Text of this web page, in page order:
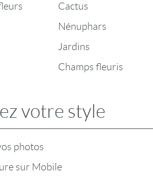
Cactus
Nénuphars
Jardins
Champs fleuris
votre style
photos
sur Mobile